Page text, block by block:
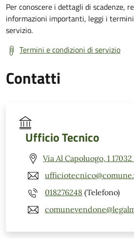
Per conoscere i dettagli di scadenze,
informazioni importanti, leggi i
servizio.
Termini e condizioni di servizio
Contatti
Ufficio Tecnico
Via Al Capoluogo, 1
018276248 (Telefono)